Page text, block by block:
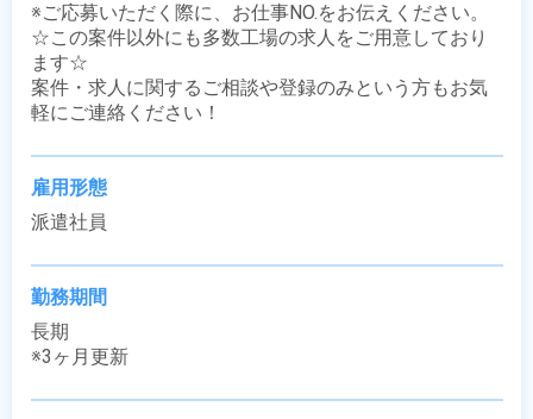
※ご応募いただく際に、お仕事NO.をお伝えください。
☆この案件以外にも多数工場の求人をご用意しており
ます☆
案件・求人に関するご相談や登録のみという方もお気
軽にご連絡ください！
雇用形態
派遣社員
勤務期間
長期
※3ヶ月更新